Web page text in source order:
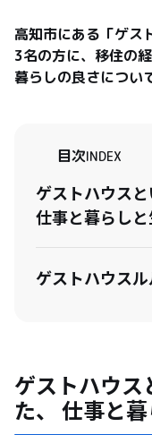
高知市にある「ゲス
3名の方に、移住の
暮らしの良さについ
目次INDEX
ゲストハウスと
仕事と暮らしと
ゲストハウス
ゲストハウス
た、 仕事と